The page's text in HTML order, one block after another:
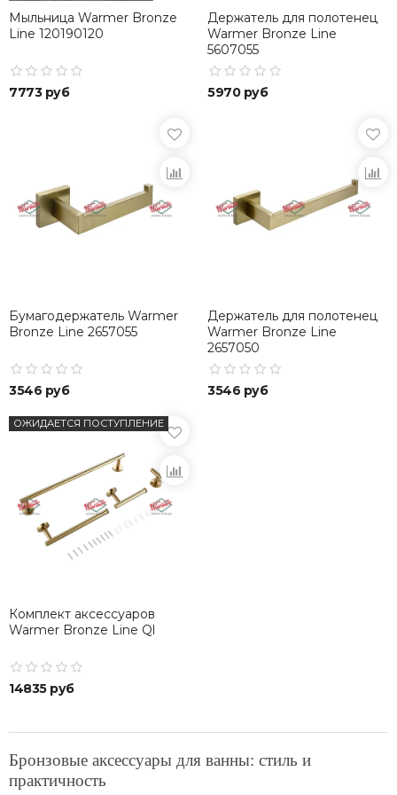
Мыльница Warmer Bronze
Line 120190120
7773 руб
Держатель для полотенец
Warmer Bronze Line
5607055
5970 руб
Бумагодержатель Warmer
Bronze Line 2657055
3546 руб
Держатель для полотенец
Warmer Bronze Line
2657050
3546 руб
ОЖИДАЕТСЯ ПОСТУПЛЕНИЕ
Комплект аксессуаров
Warmer Bronze Line Ql
14835 руб
Бронзовые аксессуары для ванны: стиль и
практичность